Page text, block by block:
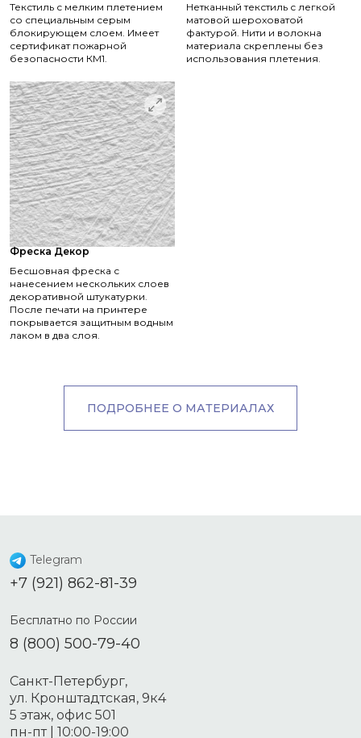
Текстиль с мелким плетением
со специальным серым
блокирующем слоем. Имеет
сертификат пожарной
безопасности КМ1.
Нетканный текстиль с легкой
матовой шероховатой
фактурой. Нити и волокна
материала скреплены без
использования плетения.
Фреска Декор
Бесшовная фреска с
нанесением нескольких слоев
декоративной штукатурки.
После печати на принтере
покрывается защитным водным
лаком в два слоя.
ПОДРОБНЕЕ О МАТЕРИАЛАХ
Telegram
+7 (921) 862-81-39
Бесплатно по России
8 (800) 500-79-40
Санкт-Петербург,
ул. Кронштадтская, 9к4
5 этаж, офис 501
пн-пт | 10:00-19:00